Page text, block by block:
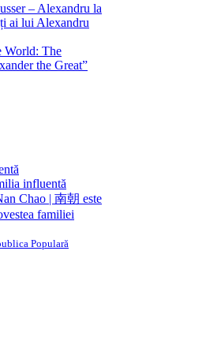
– Alexandru la
ai lui Alexandru
World: The
the Great”
influentă
Chao | 南朝 este
familiei
Populară